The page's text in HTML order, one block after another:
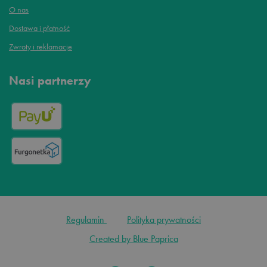
O nas
Dostawa i płatność
Zwroty i reklamacje
Nasi partnerzy
Regulamin
Polityka prywatności
Created by Blue Paprica